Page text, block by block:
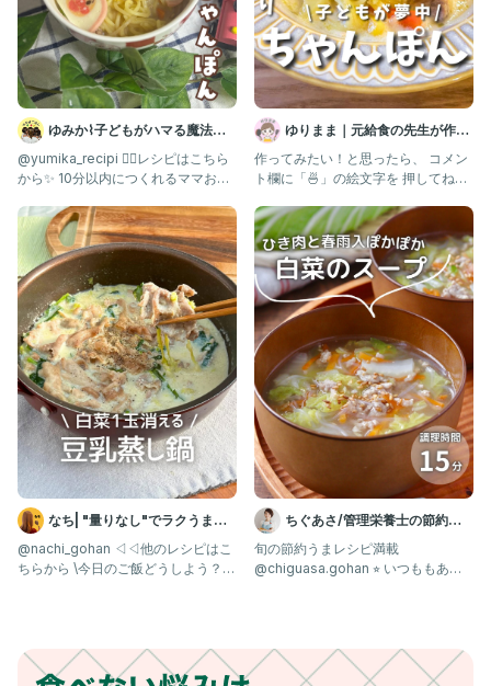
ゆみか⌇子どもがハマる魔法の
レシピ｜幼児食
@yumika_recipi 👈🏻レシピはこちら
から✨ 10分以内につくれるママお助
なち| "量りなし"でラクうまご
はん
@nachi_gohan ◁◁他のレシピはこ
ちらから \今日のご飯どうしよう？を
ゆりまま｜元給食の先生が作る
子ども喜ぶレシピ🧑🏻‍🍳
作ってみたい！と思ったら、 コメン
ト欄に「🍜」の絵文字を 押してね
ちぐあさ/管理栄養士の節約う
まレシピ
旬の節約うまレシピ満載
@chiguasa.gohan ⭐︎ いつももあり